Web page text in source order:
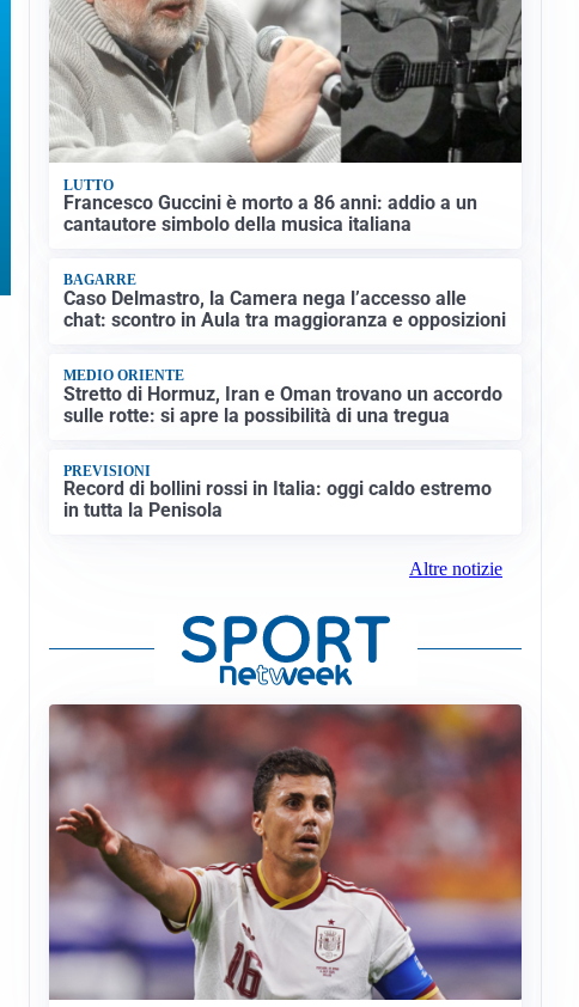
LUTTO
Francesco Guccini è morto a 86 anni: addio a un
cantautore simbolo della musica italiana
BAGARRE
Caso Delmastro, la Camera nega l’accesso alle
chat: scontro in Aula tra maggioranza e opposizioni
MEDIO ORIENTE
Stretto di Hormuz, Iran e Oman trovano un accordo
sulle rotte: si apre la possibilità di una tregua
PREVISIONI
Record di bollini rossi in Italia: oggi caldo estremo
in tutta la Penisola
Altre notizie